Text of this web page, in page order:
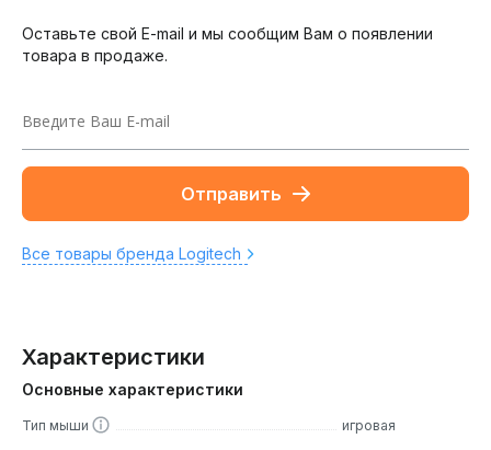
Оставьте свой E-mail и мы сообщим Вам о появлении
товара в продаже.
Отправить
Все товары бренда Logitech
Характеристики
Основные характеристики
Тип мыши игровая